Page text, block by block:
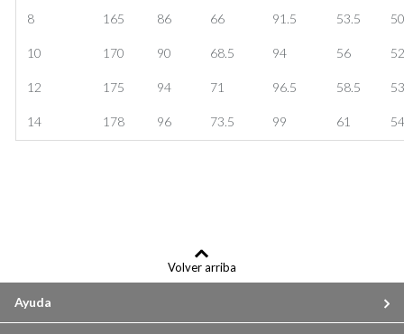
8 165 86 66 91.5 53.5
10 170 90 68.5 94 56
12 175 94 71 96.5 58.5
14 178 96 73.5 99 61
Volver arriba
Ayuda